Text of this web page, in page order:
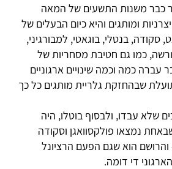
כבר משנות התשעים של המאה
ומותגים והיא כיום הבעלים של
סקודה, בנטלי, בוגאטי, למבורגיני,
כמו גם חטיבת מסחריות של
עברה כמה וכמה שינויים ארגוניים
שבהחזקת גלריית מותגים כל כך
שלא עבדו, ולבסוף בוטלו, היה
נמצאו פולקסוואגן וסקודה
והרושם הוא שגם הפעם הרציונל
די דומה.